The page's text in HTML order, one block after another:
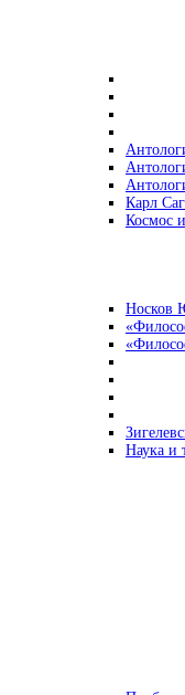
Карл
Космос
Носков
Наука и